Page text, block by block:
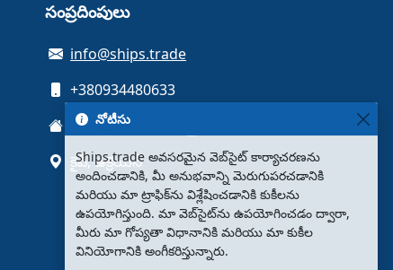
సంప్రదింపులు
info@ships.trade
+380934480633
ఓలెక్సాండ్రా మిషుహి స్ట్రీట్, 12
కైవ్, ఉక్రెయిన్
నోటీసు
Ships.trade అవసరమైన వెబ్‌సైట్ కార్యాచరణను
అందించడానికి, మీ అనుభవాన్ని మెరుగుపరచడానికి
మరియు మా ట్రాఫిక్‌ను విశ్లేషించడానికి కుకీలను
ఉపయోగిస్తుంది. మా వెబ్‌సైట్‌ను ఉపయోగించడం ద్వారా,
మీరు మా గోప్యతా విధానానికి మరియు మా కుకీల
వినియోగానికి అంగీకరిస్తున్నారు.